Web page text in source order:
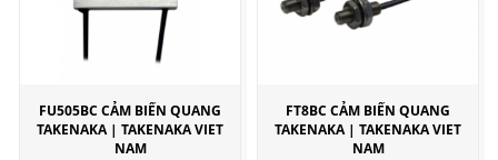
FU505BC CẢM BIẾN QUANG
TAKENAKA | TAKENAKA VIET
NAM
FT8BC CẢM BIẾN QUANG
TAKENAKA | TAKENAKA VIET
NAM